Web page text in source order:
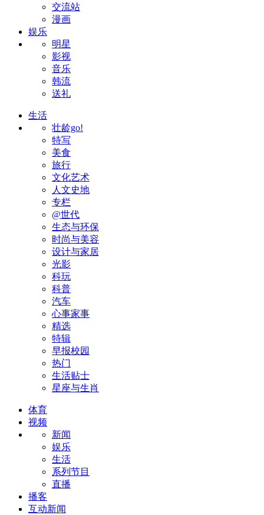
交流站
漫画
娱乐
明星
影视
音乐
韩流
送礼
生活
壮龄go!
特写
美食
旅行
文化艺术
人文史地
专栏
@世代
生态与环保
时尚与美容
设计与家居
光影
科玩
科普
汽车
心事家事
精选
特辑
早报校园
热门
生活贴士
星座与生肖
体育
视频
新闻
娱乐
生活
系列节目
直播
播客
互动新闻